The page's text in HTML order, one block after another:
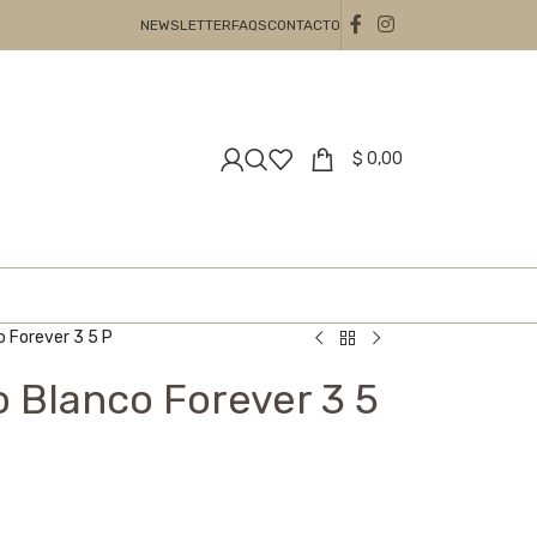
NEWSLETTERFAQSCONTACTO
$ 0,00
Forever 3 5 P
Blanco Forever 3 5